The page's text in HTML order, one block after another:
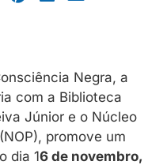
Negra, a
com a Biblioteca
Júnior e o Núcleo
promove um
dia 16 de novembro,